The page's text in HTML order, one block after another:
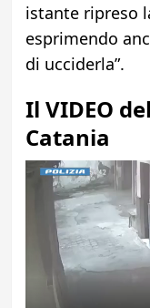
istante ripreso
esprimendo
di ucciderla”.
Il VIDEO
Catania